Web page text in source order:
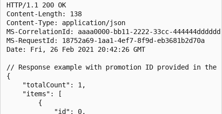
HTTP/1.1 200 OK
Content-Length: 138
Content-Type: application/json
MS-CorrelationId: aaaa0000-bb11-2222-33cc-444444dddddd
MS-RequestId: 18752a69-1aa1-4ef7-8f9d-eb3681b2d70a
Date: Fri, 26 Feb 2021 20:42:26 GMT
// Response example with promotion ID provided in the
{
    "totalCount": 1,
    "items": [
        {
            "id": 0,